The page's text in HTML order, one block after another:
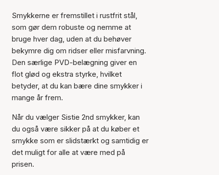
Smykkerne er fremstillet i rustfrit stål,
som gør dem robuste og nemme at
bruge hver dag, uden at du behøver
bekymre dig om ridser eller misfarvning.
Den særlige PVD-belægning giver en
flot glød og ekstra styrke, hvilket
betyder, at du kan bære dine smykker i
mange år frem.
Når du vælger Sistie 2nd smykker, kan
du også være sikker på at du køber et
smykke som er slidstærkt og samtidig er
det muligt for alle at være med på
prisen.